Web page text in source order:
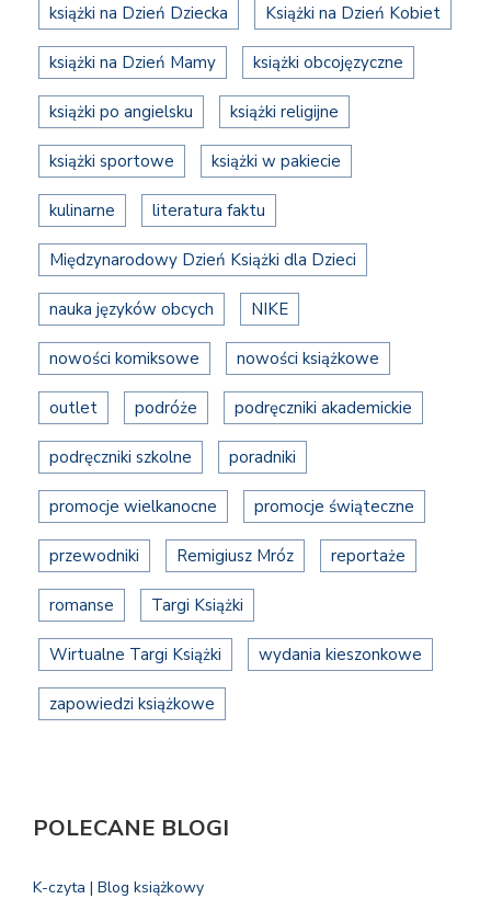
książki na Dzień Dziecka Książki na Dzień Kobiet
książki na Dzień Mamy książki obcojęzyczne
książki po angielsku książki religijne
książki sportowe książki w pakiecie
kulinarne literatura faktu
Międzynarodowy Dzień Książki dla Dzieci
nauka języków obcych NIKE
nowości komiksowe nowości książkowe
outlet podróże podręczniki akademickie
podręczniki szkolne poradniki
promocje wielkanocne promocje świąteczne
przewodniki Remigiusz Mróz reportaże
romanse Targi Książki
Wirtualne Targi Książki wydania kieszonkowe
zapowiedzi książkowe
POLECANE BLOGI
K-czyta | Blog książkowy